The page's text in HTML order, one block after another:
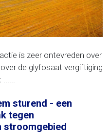
is zeer ontevreden over
de glyfosaat vergiftiging
sturend - een
tegen
stroomgebied